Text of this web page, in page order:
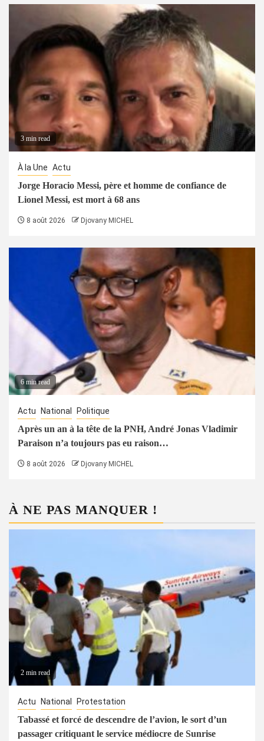
3 min read
À la Une Actu
Jorge Horacio Messi, père et homme de confiance de
Lionel Messi, est mort à 68 ans
8 août 2026 Djovany MICHEL
6 min read
Actu National Politique
Après un an à la tête de la PNH, André Jonas Vladimir
Paraison n’a toujours pas eu raison…
8 août 2026 Djovany MICHEL
À NE PAS MANQUER !
2 min read
Actu National Protestation
Tabassé et forcé de descendre de l’avion, le sort d’un
passager critiquant le service médiocre de Sunrise